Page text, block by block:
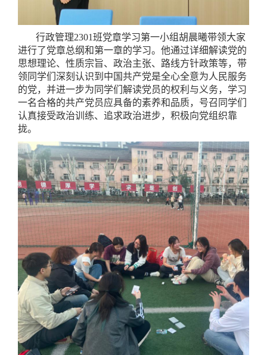
行政管理2301班党章学习第一小组胡晨曦带领大家
进行了党章总纲和第一章的学习。他通过详细解读党的
思想理论、性质宗旨、政治主张、路线方针政策等，带
领同学们深刻认识到中国共产党是全心全意为人民服务
的党，并进一步为同学们解读党员的权利与义务，学习
一名合格的共产党员应具备的素养和品质，号召同学们
认真接受政治训练、追求政治进步，积极向党组织靠
拢。